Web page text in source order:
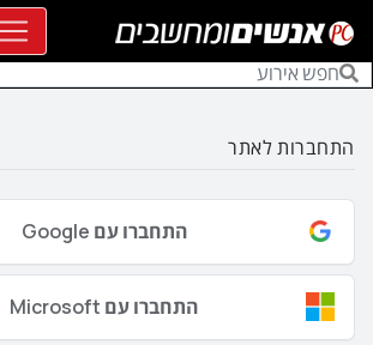
התחברות לאתר
התחברו עם Google
התחברו עם Microsoft